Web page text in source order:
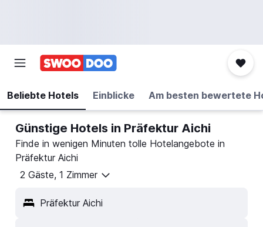
Beliebte Hotels Einblicke Am besten bewertete
Günstige Hotels in Präfektur Aichi
Finde in wenigen Minuten tolle Hotelangebote in
Präfektur Aichi
2 Gäste, 1 Zimmer
Präfektur Aichi